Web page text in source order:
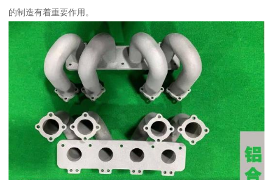
的制造有着重要作用。